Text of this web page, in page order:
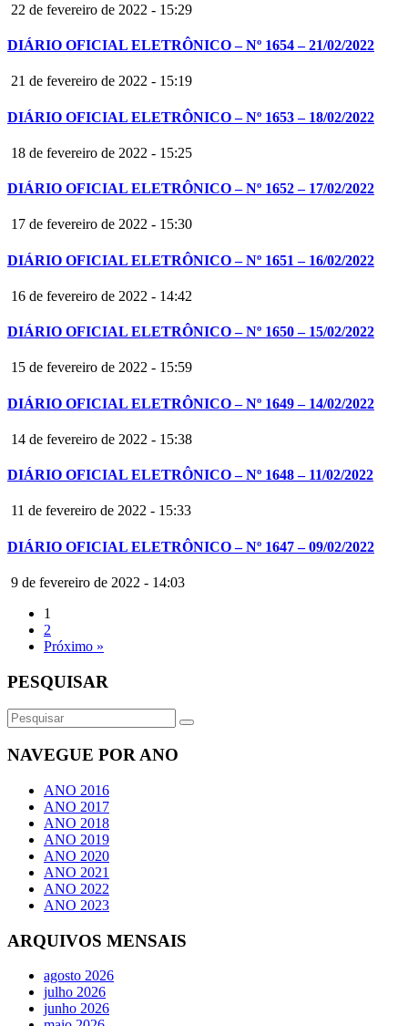
22 de fevereiro de 2022 - 15:29
DIÁRIO OFICIAL ELETRÔNICO – Nº 1654 – 21/02/2022
21 de fevereiro de 2022 - 15:19
DIÁRIO OFICIAL ELETRÔNICO – Nº 1653 – 18/02/2022
18 de fevereiro de 2022 - 15:25
DIÁRIO OFICIAL ELETRÔNICO – Nº 1652 – 17/02/2022
17 de fevereiro de 2022 - 15:30
DIÁRIO OFICIAL ELETRÔNICO – Nº 1651 – 16/02/2022
16 de fevereiro de 2022 - 14:42
DIÁRIO OFICIAL ELETRÔNICO – Nº 1650 – 15/02/2022
15 de fevereiro de 2022 - 15:59
DIÁRIO OFICIAL ELETRÔNICO – Nº 1649 – 14/02/2022
14 de fevereiro de 2022 - 15:38
DIÁRIO OFICIAL ELETRÔNICO – Nº 1648 – 11/02/2022
11 de fevereiro de 2022 - 15:33
DIÁRIO OFICIAL ELETRÔNICO – Nº 1647 – 09/02/2022
9 de fevereiro de 2022 - 14:03
1
2
Próximo »
PESQUISAR
NAVEGUE POR ANO
ANO 2016
ANO 2017
ANO 2018
ANO 2019
ANO 2020
ANO 2021
ANO 2022
ANO 2023
ARQUIVOS MENSAIS
agosto 2026
julho 2026
junho 2026